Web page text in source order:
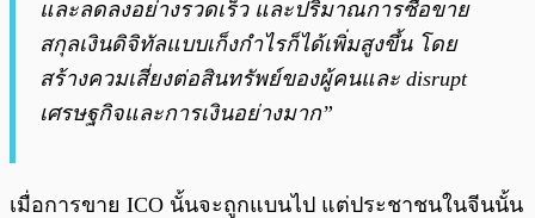
และลดลงอย่างรวดเร็ว และปริมาณการซื้อขาย
สกุลเงินดิจิทัลแบบเก็งกำไรก็ได้เพิ่มสูงขึ้น โดย
สร้างควมเสี่ยงต่อสินทรัพย์ของผู้คนและ disrupt
เศรษฐกิจและการเงินอย่างมาก”
เมื่อการขาย ICO นั้นจะถูกแบนไป แต่ประชาชนในจีนนั้น